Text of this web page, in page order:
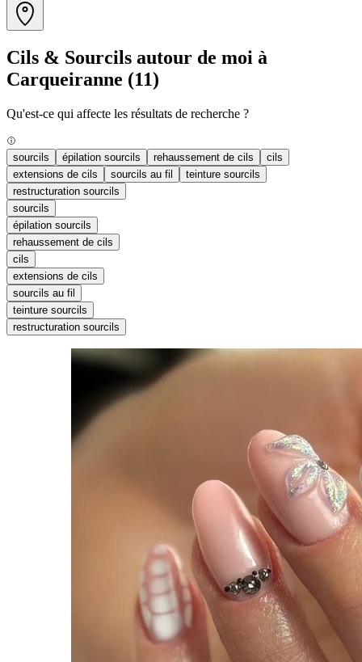
Cils & Sourcils autour de moi à
Carqueiranne (11)
Qu'est-ce qui affecte les résultats de recherche ?
sourcils épilation sourcils rehaussement de cils
cils
extensions de cils
sourcils au fil
teinture sourcils
restructuration sourcils
sourcils
épilation sourcils
rehaussement de cils
cils
extensions de cils
sourcils au fil
teinture sourcils
restructuration sourcils